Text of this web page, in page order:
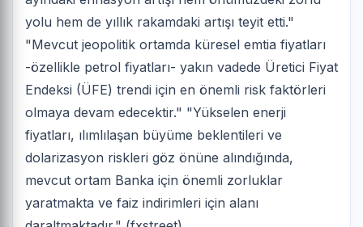
yolu hem de yıllık rakamdaki artışı teyit etti."
"Mevcut jeopolitik ortamda küresel emtia fiyatları
-özellikle petrol fiyatları- yakın vadede Üretici Fiyat
Endeksi (ÜFE) trendi için en önemli risk faktörleri
olmaya devam edecektir." "Yükselen enerji
fiyatları, ılımlılaşan büyüme beklentileri ve
dolarizasyon riskleri göz önüne alındığında,
mevcut ortam Banka için önemli zorluklar
yaratmakta ve faiz indirimleri için alanı